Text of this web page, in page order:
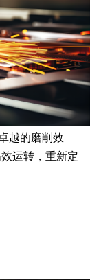
越的磨削效
运转，重新定